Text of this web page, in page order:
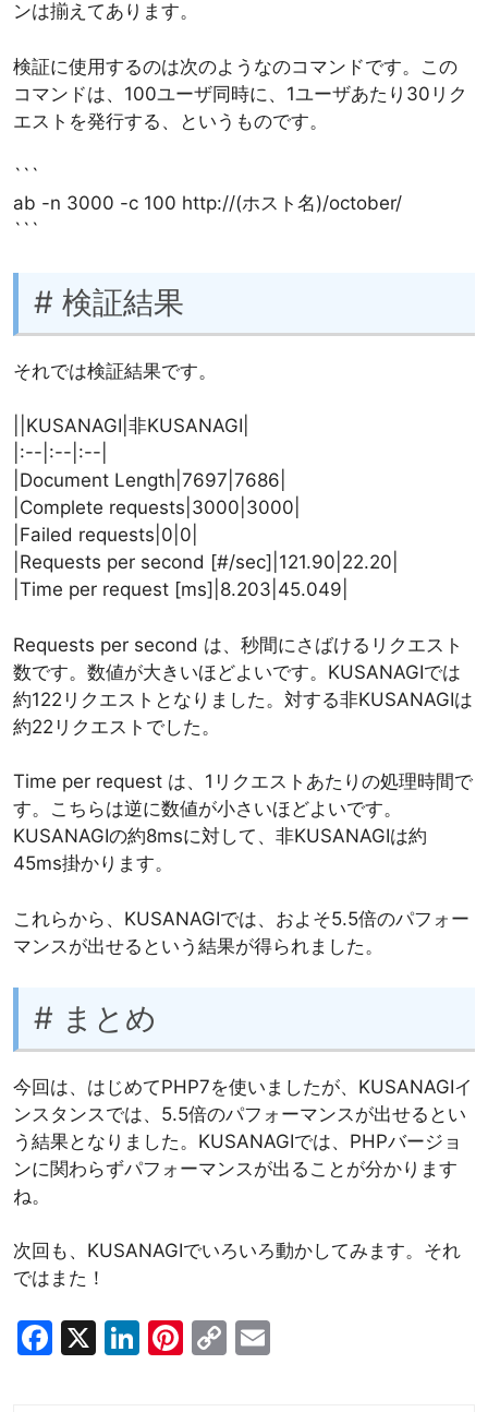
ンは揃えてあります。
検証に使用するのは次のようなのコマンドです。この
コマンドは、100ユーザ同時に、1ユーザあたり30リク
エストを発行する、というものです。
```
ab -n 3000 -c 100 http://(ホスト名)/october/
```
# 検証結果
それでは検証結果です。
||KUSANAGI|非KUSANAGI|
|:--|:--|:--|
|Document Length|7697|7686|
|Complete requests|3000|3000|
|Failed requests|0|0|
|Requests per second [#/sec]|121.90|22.20|
|Time per request [ms]|8.203|45.049|
Requests per second は、秒間にさばけるリクエスト
数です。数値が大きいほどよいです。KUSANAGIでは
約122リクエストとなりました。対する非KUSANAGIは
約22リクエストでした。
Time per request は、1リクエストあたりの処理時間で
す。こちらは逆に数値が小さいほどよいです。
KUSANAGIの約8msに対して、非KUSANAGIは約
45ms掛かります。
これらから、KUSANAGIでは、およそ5.5倍のパフォー
マンスが出せるという結果が得られました。
# まとめ
今回は、はじめてPHP7を使いましたが、KUSANAGIイ
ンスタンスでは、5.5倍のパフォーマンスが出せるとい
う結果となりました。KUSANAGIでは、PHPバージョ
ンに関わらずパフォーマンスが出ることが分かります
ね。
次回も、KUSANAGIでいろいろ動かしてみます。それ
ではまた！
F
X
Li Pi C